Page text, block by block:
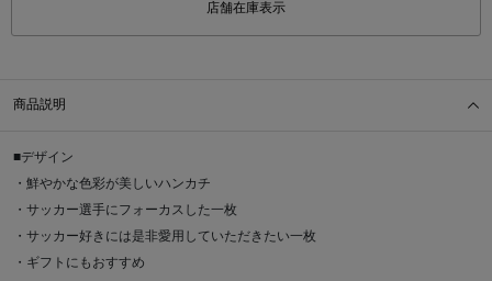
店舗在庫表示
商品説明
■デザイン
・鮮やかな色彩が美しいハンカチ
・サッカー選手にフォーカスした一枚
・サッカー好きには是非愛用していただきたい一枚
・ギフトにもおすすめ